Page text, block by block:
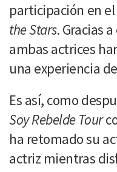
participación en
the Stars. Gracias
ambas actrices
una experiencia
Es así, como
Soy Rebelde Tour
ha retomado su
actriz mientras